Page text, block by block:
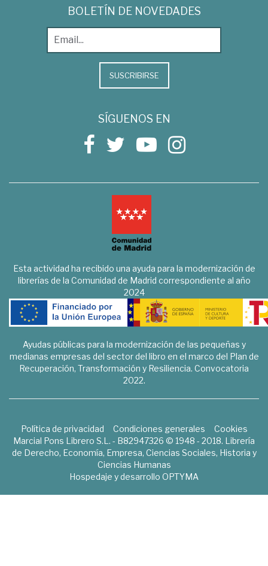
BOLETÍN DE NOVEDADES
SUSCRIBIRSE
SÍGUENOS EN
Esta actividad ha recibido una ayuda para la modernización de
librerías de la Comunidad de Madrid correspondiente al año
2024
Ayudas públicas para la modernización de las pequeñas y
medianas empresas del sector del libro en el marco del Plan de
Recuperación, Transformación y Resiliencia. Convocatoria
2022.
Política de privacidad Condiciones generales
Cookies
Marcial Pons Librero S.L. - B82947326 © 1948 - 2018. Librería
de Derecho, Economía, Empresa, Ciencias Sociales, Historia y
Ciencias Humanas
Hospedaje y desarrollo OPTYMA